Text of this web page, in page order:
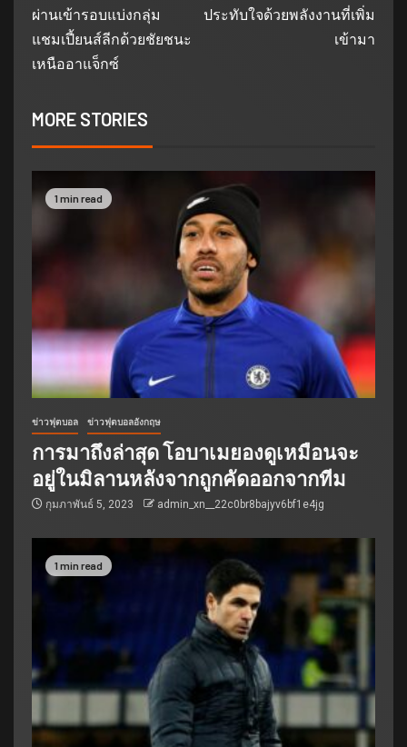
ผ่านเข้ารอบแบ่งกลุ่ม
แชมเปี้ยนส์ลีกด้วยชัยชนะ
เหนืออาแจ็กซ์
ประทับใจด้วยพลังงานที่เพิ่ม
เข้ามา
MORE STORIES
1 min read
ข่าวฟุตบอล ข่าวฟุตบอลอังกฤษ
การมาถึงล่าสุด โอบาเมยองดูเหมือนจะ
อยู่ในมิลานหลังจากถูกคัดออกจากทีม
กุมภาพันธ์ 5, 2023 admin_xn__22c0br8bajyv6bf1e4jg
1 min read